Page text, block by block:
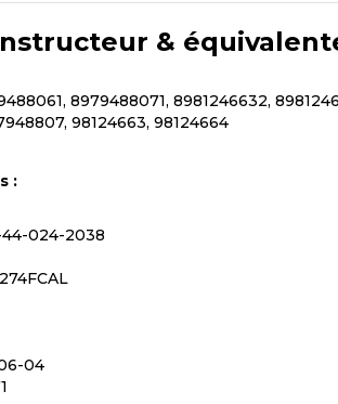
&
8979488071, 8981246632,
98124663, 98124664
:
024-2038
04